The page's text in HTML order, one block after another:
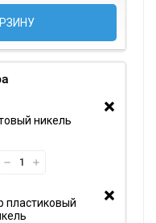
никель
пластиковый